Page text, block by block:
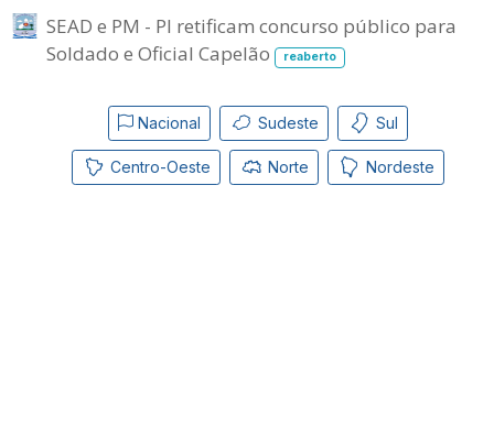
SEAD e PM - PI retificam concurso público para
Soldado e Oficial Capelão
reaberto
Nacional Sudeste Sul
Centro-Oeste Norte Nordeste